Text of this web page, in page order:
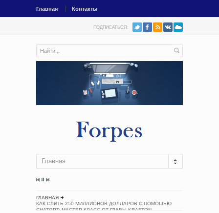
Главная Контакты
ПОДПИСАТЬСЯ:
Главная
ГЛАВНАЯ
КАК СЛИТЬ 250 МИЛЛИОНОВ ДОЛЛАРОВ С ПОМОЩЬЮ
CHATGPT: МАСТЕР-КЛАСС ОТ ГЛАВЫ KRAFTON